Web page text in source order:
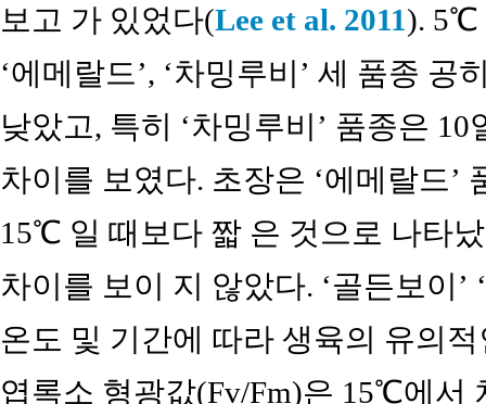
보고 가 있었다(Lee et al. 2011). 5℃
‘에메랄드’, ‘차밍루비’ 세 품종
낮았고, 특히 ‘차밍루비’ 품종은
차이를 보였다. 초장은 ‘에메랄드
15℃ 일 때보다 짧 은 것으로 나타
차이를 보이 지 않았다. ‘골든보이’
온도 및 기간에 따라 생육의 유의
엽록소 형광값(Fv/Fm)은 15℃에서